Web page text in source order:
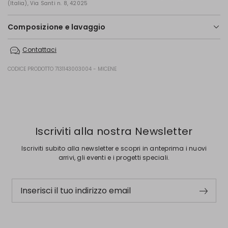
(Italia), Via Santi n. 8, 42025
Composizione e lavaggio
asciugare appeso in ombra; stirare a max 110; lavare a secco delicato
Contattaci
CODICE PRODOTTO 7131143003004 - MICENE
Iscriviti alla nostra Newsletter
Iscriviti subito alla newsletter e scopri in anteprima i nuovi
arrivi, gli eventi e i progetti speciali.
Inserisci il tuo indirizzo email